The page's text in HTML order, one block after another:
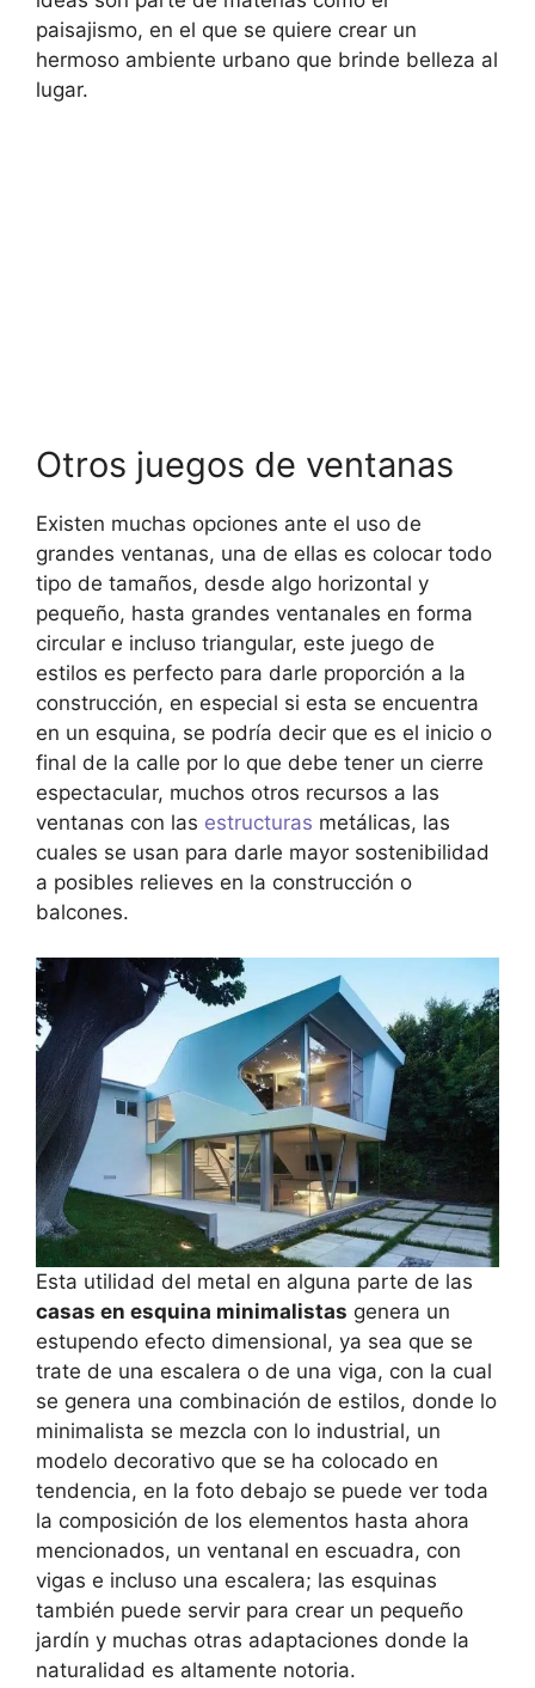
paisajismo, en el que se quiere crear un
hermoso ambiente urbano que brinde belleza al
lugar.
Otros juegos de ventanas
Existen muchas opciones ante el uso de
grandes ventanas, una de ellas es colocar todo
tipo de tamaños, desde algo horizontal y
pequeño, hasta grandes ventanales en forma
circular e incluso triangular, este juego de
estilos es perfecto para darle proporción a la
construcción, en especial si esta se encuentra
en un esquina, se podría decir que es el inicio o
final de la calle por lo que debe tener un cierre
espectacular, muchos otros recursos a las
ventanas con las estructuras metálicas, las
cuales se usan para darle mayor sostenibilidad
a posibles relieves en la construcción o
balcones.
Esta utilidad del metal en alguna parte de las
casas en esquina minimalistas genera un
estupendo efecto dimensional, ya sea que se
trate de una escalera o de una viga, con la cual
se genera una combinación de estilos, donde lo
minimalista se mezcla con lo industrial, un
modelo decorativo que se ha colocado en
tendencia, en la foto debajo se puede ver toda
la composición de los elementos hasta ahora
mencionados, un ventanal en escuadra, con
vigas e incluso una escalera; las esquinas
también puede servir para crear un pequeño
jardín y muchas otras adaptaciones donde la
naturalidad es altamente notoria.